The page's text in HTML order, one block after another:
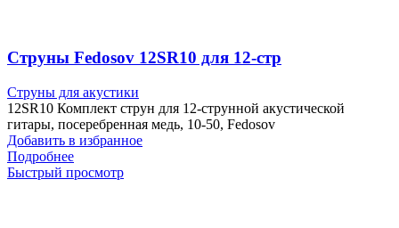
Струны Fedosov 12SR10 для 12-стр
Струны для акустики
12SR10 Комплект струн для 12-струнной акустической
гитары, посеребренная медь, 10-50, Fedosov
Добавить в избранное
Подробнее
Быстрый просмотр